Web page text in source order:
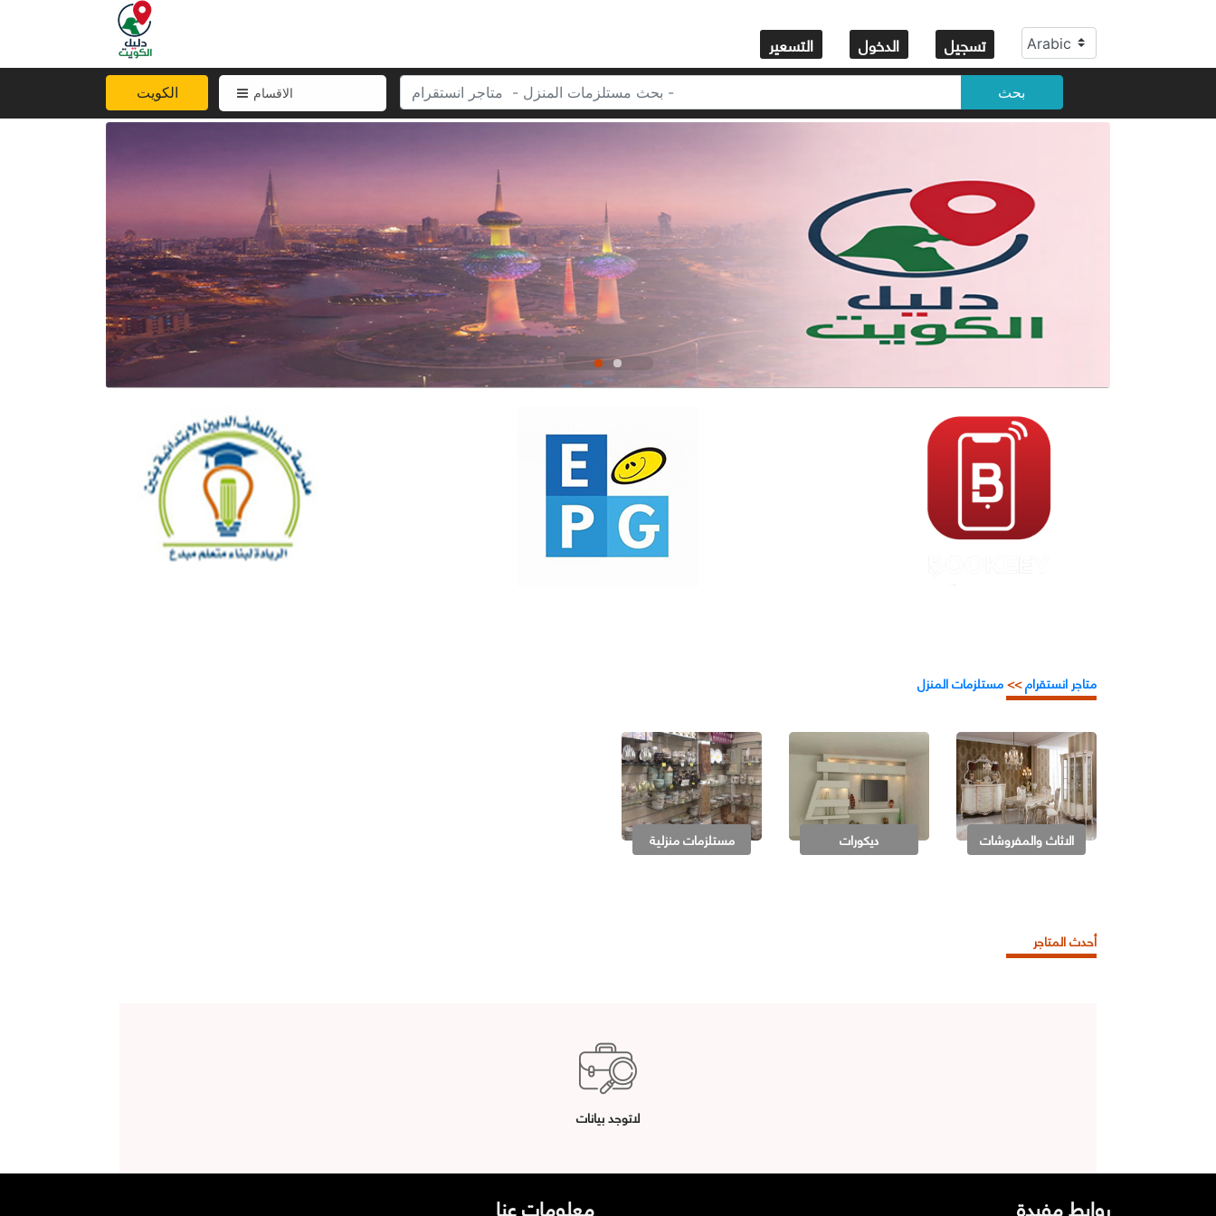
التسعير الدخول تسجيل
الكويت الاقسام بحث
متاجر انستقرام>>مستلزمات المنزل
الاثاث والمفروشات ديكورات مستلزمات منزلية
أحدث المتاجر
لاتوجد بيانات
معلومات عنا روابط مفيدة